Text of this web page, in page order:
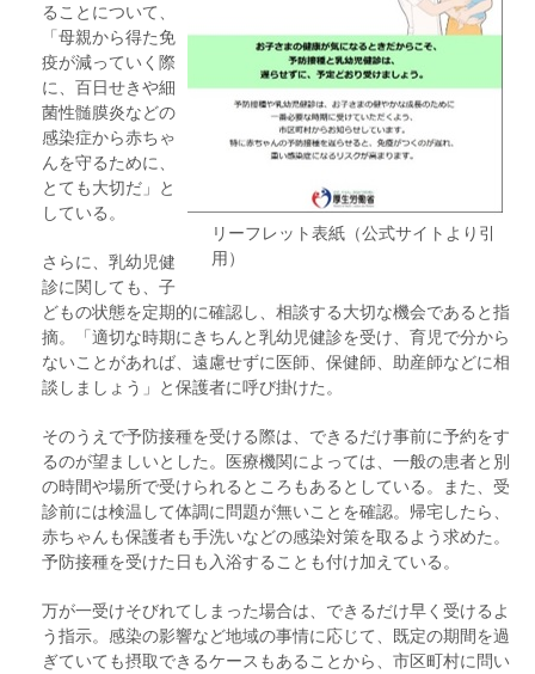
リーフレット表紙（公式サイトより引
用）
ることについて、
「母親から得た免
疫が減っていく際
に、百日せきや細
菌性髄膜炎などの
感染症から赤ちゃ
んを守るために、
とても大切だ」と
している。
さらに、乳幼児健
診に関しても、子
どもの状態を定期的に確認し、相談する大切な機会であると指
摘。「適切な時期にきちんと乳幼児健診を受け、育児で分から
ないことがあれば、遠慮せずに医師、保健師、助産師などに相
談しましょう」と保護者に呼び掛けた。
そのうえで予防接種を受ける際は、できるだけ事前に予約をす
るのが望ましいとした。医療機関によっては、一般の患者と別
の時間や場所で受けられるところもあるとしている。また、受
診前には検温して体調に問題が無いことを確認。帰宅したら、
赤ちゃんも保護者も手洗いなどの感染対策を取るよう求めた。
予防接種を受けた日も入浴することも付け加えている。
万が一受けそびれてしまった場合は、できるだけ早く受けるよ
う指示。感染の影響など地域の事情に応じて、既定の期間を過
ぎていても摂取できるケースもあることから、市区町村に問い